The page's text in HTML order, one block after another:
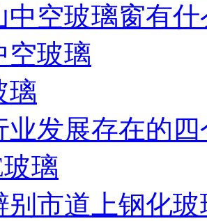
中空玻璃窗有
空玻璃
璃
业发展存在的
璃
别市道上钢化